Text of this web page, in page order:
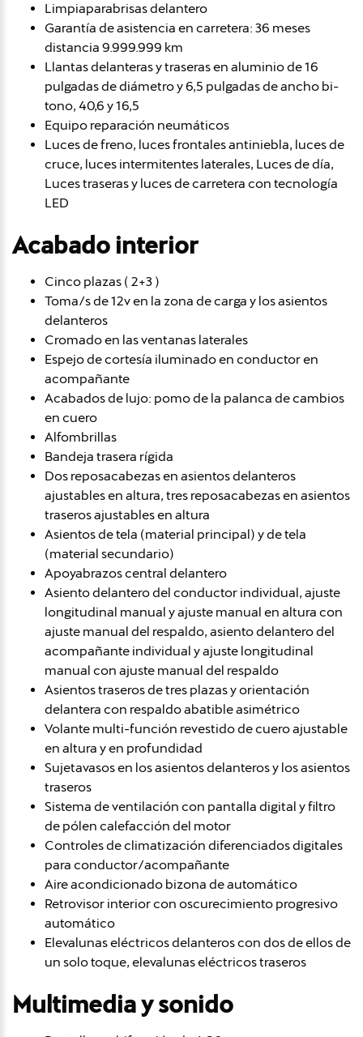
Limpiaparabrisas delantero
Garantía de asistencia en carretera: 36 meses
distancia 9.999.999 km
Llantas delanteras y traseras en aluminio de 16
pulgadas de diámetro y 6,5 pulgadas de ancho bi-
tono, 40,6 y 16,5
Equipo reparación neumáticos
Luces de freno, luces frontales antiniebla, luces de
cruce, luces intermitentes laterales, Luces de día,
Luces traseras y luces de carretera con tecnología
LED
Acabado interior
Cinco plazas ( 2+3 )
Toma/s de 12v en la zona de carga y los asientos
delanteros
Cromado en las ventanas laterales
Espejo de cortesía iluminado en conductor en
acompañante
Acabados de lujo: pomo de la palanca de cambios
en cuero
Alfombrillas
Bandeja trasera rígida
Dos reposacabezas en asientos delanteros
ajustables en altura, tres reposacabezas en asientos
traseros ajustables en altura
Asientos de tela (material principal) y de tela
(material secundario)
Apoyabrazos central delantero
Asiento delantero del conductor individual, ajuste
longitudinal manual y ajuste manual en altura con
ajuste manual del respaldo, asiento delantero del
acompañante individual y ajuste longitudinal
manual con ajuste manual del respaldo
Asientos traseros de tres plazas y orientación
delantera con respaldo abatible asimétrico
Volante multi-función revestido de cuero ajustable
en altura y en profundidad
Sujetavasos en los asientos delanteros y los asientos
traseros
Sistema de ventilación con pantalla digital y filtro
de pólen calefacción del motor
Controles de climatización diferenciados digitales
para conductor/acompañante
Aire acondicionado bizona de automático
Retrovisor interior con oscurecimiento progresivo
automático
Elevalunas eléctricos delanteros con dos de ellos de
un solo toque, elevalunas eléctricos traseros
Multimedia y sonido